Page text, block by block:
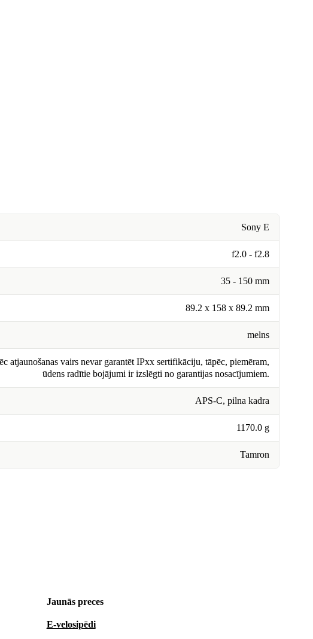
Sony E
f2.0 - f2.8
35 - 150 mm
89.2 x 158 x 89.2 mm
melns
atjaunošanas vairs nevar garantēt IPxx sertifikāciju, tāpēc, piemēram,
ūdens radītie bojājumi ir izslēgti no garantijas nosacījumiem.
APS-C, pilna kadra
1170.0 g
Tamron
Jaunās preces
E-velosipēdi